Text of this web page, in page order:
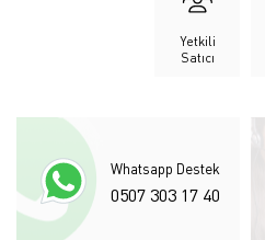
Yetkili
Satıcı
Whatsapp Destek
0507 303 17 40